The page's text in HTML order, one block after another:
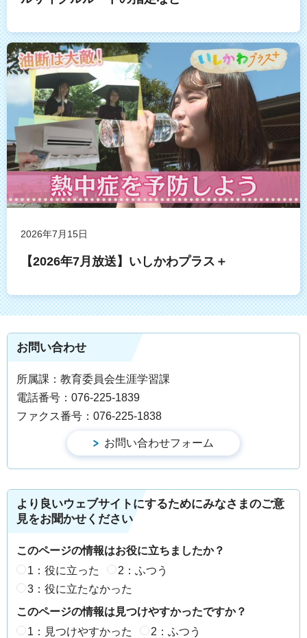
2026年7月15日
【2026年7月放送】いしかわプラス＋
お問い合わせ
所属課：教育委員会生涯学習課
電話番号：076-225-1839
ファクス番号：076-225-1838
より良いウェブサイトにするためにみなさまのご意
見をお聞かせください
このページの情報はお役に立ちましたか？
1：役に立った
2：ふつう
3：役に立たなかった
このページの情報は見つけやすかったですか？
1：見つけやすかった
2：ふつう